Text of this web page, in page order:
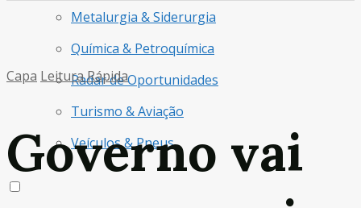
Metalurgia & Siderurgia
Química & Petroquímica
Radar de Oportunidades
Turismo & Aviação
Veículos & Pneus
Capa Leitura Rápida
Governo vai